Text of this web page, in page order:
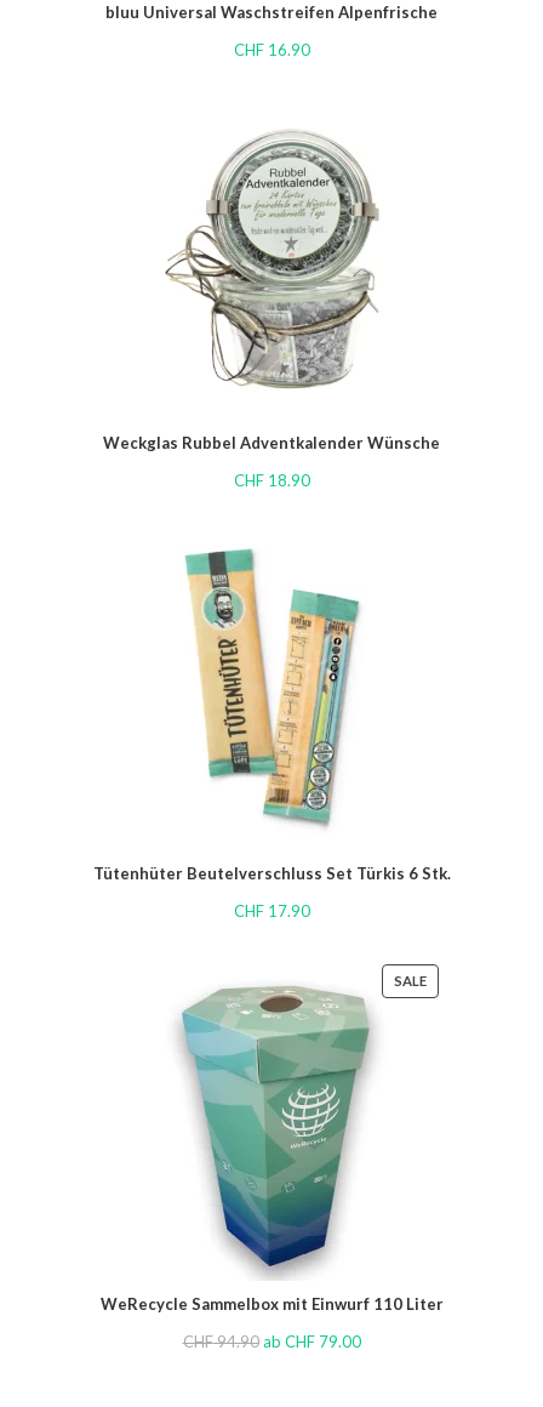
bluu Universal Waschstreifen Alpenfrische
CHF16.90
Weckglas Rubbel Adventkalender Wünsche
CHF18.90
Tütenhüter Beutelverschluss Set Türkis 6 Stk.
CHF17.90
SALE
WeRecycle Sammelbox mit Einwurf 110 Liter
CHF94.90 ab CHF79.00